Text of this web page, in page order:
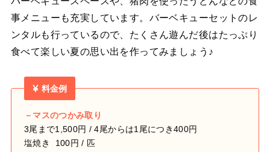
事メニューも充実しています。バーベキューセットのレ
ンタルも行っているので、たくさん遊んだ後はたっぷり
食べて楽しい夏の思い出を作ってみましょう♪
料金例
－マスのつかみ取り
3尾まで1,500円 / 4尾からは1尾につき400円
塩焼き 100円 / 匹